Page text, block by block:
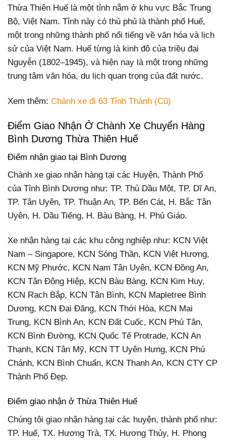
Thừa Thiên Huế là một tỉnh nằm ở khu vực Bắc Trung
Bộ, Việt Nam. Tỉnh này có thủ phủ là thành phố Huế,
một trong những thành phố nổi tiếng về văn hóa và lịch
sử của Việt Nam. Huế từng là kinh đô của triều đại
Nguyễn (1802–1945), và hiện nay là một trong những
trung tâm văn hóa, du lịch quan trọng của đất nước.
Xem thêm: Chành xe đi 63 Tỉnh Thành (Cũ)
Điểm Giao Nhận Ở Chành Xe Chuyển Hàng
Bình Dương Thừa Thiên Huế
Điểm nhận giao tại Bình Dương
Chành xe giao nhận hàng tại các Huyện, Thành Phố
của Tỉnh Bình Dương như: TP. Thủ Dầu Một, TP. Dĩ An,
TP. Tân Uyên, TP. Thuận An, TP. Bến Cát, H. Bắc Tân
Uyên, H. Dầu Tiếng, H. Bàu Bàng, H. Phú Giáo.
Xe nhận hàng tại các khu công nghiệp như: KCN Việt
Nam – Singapore, KCN Sóng Thần, KCN Việt Hương,
KCN Mỹ Phước, KCN Nam Tân Uyên, KCN Đồng An,
KCN Tân Đông Hiệp, KCN Bàu Bàng, KCN Kim Huy,
KCN Rạch Bắp, KCN Tân Bình, KCN Mapletree Bình
Dương, KCN Đại Đăng, KCN Thới Hòa, KCN Mai
Trung, KCN Bình An, KCN Đất Cuốc, KCN Phú Tân,
KCN Bình Đường, KCN Quốc Tế Protrade, KCN An
Thạnh, KCN Tân Mỹ, KCN TT Uyên Hưng, KCN Phú
Chánh, KCN Bình Chuẩn, KCN Thanh An, KCN CTY CP
Thành Phố Đẹp.
Điểm giao nhận ở Thừa Thiên Huế
Chúng tôi giao nhận hàng tại các huyện, thành phố như:
TP. Huế, TX. Hương Trà, TX. Hương Thủy, H. Phong